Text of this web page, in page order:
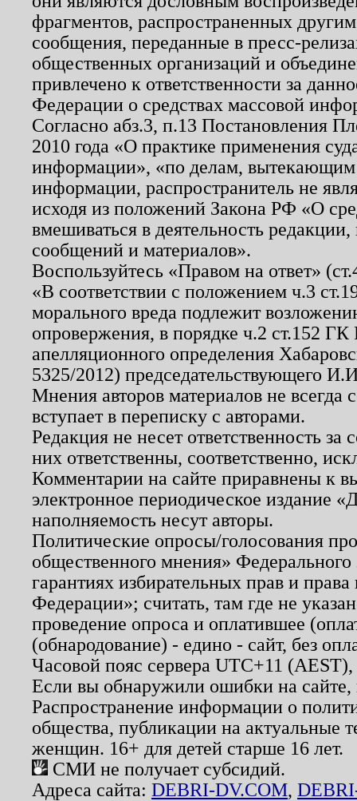
фрагментов, распространенных
сообщения, переданные в пресс-
общественных организаций и
привлечено к ответственности за
Федерации о средствах массовой
Согласно абз.3, п.13 Постановления
2010 года «О практике применения
информации», «по делам, вытекающим
информации, распространитель не
исходя из положений Закона РФ «О
вмешиваться в деятельность
сообщений и материалов».
Воспользуйтесь «Правом на ответ»
«В соответствии с положением ч.3
морального вреда подлежит
опровержения, в порядке ч.2 ст.152
апелляционного определения
5325/2012) председательствующего
Мнения авторов материалов не
вступает в переписку с авторами.
Редакция не несет ответственность
них ответственны, соответственно,
Комментарии на сайте приравнены к
электронное периодическое издание
наполняемость несут авторы.
Политические опросы/голосования
общественного мнения»
гарантиях избирательных прав и
Федерации»; считать, там где не
проведение опроса и оплатившее
(обнародование) - едино - сайт, без
Часовой пояс сервера UTC+11
Если вы обнаружили ошибки на
Распространение информации о
общества, публикации на актуальные
женщин. 16+ для детей старше 16 лет.
СМИ не получает субсидий.
Адреса сайта: DEBRI-DV.COM,